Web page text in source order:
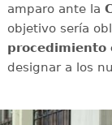
amparo ante la
objetivo sería
procedimiento
designar a los